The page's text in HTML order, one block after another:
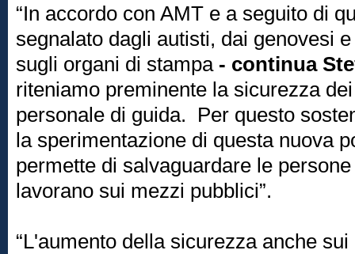
“In accordo con AMT e a seguito di
segnalato dagli autisti, dai genovesi
sugli organi di stampa - continua
riteniamo preminente la sicurezza
personale di guida. Per questo
la sperimentazione di questa nuova
permette di salvaguardare le
lavorano sui mezzi pubblici”.
“L'aumento della sicurezza anche